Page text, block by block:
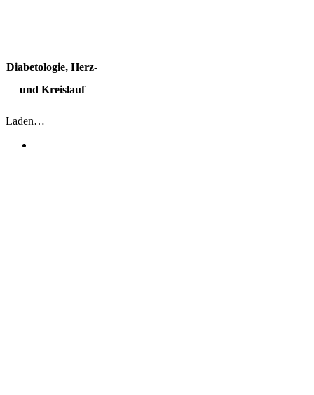
Dia­be­to­lo­gie, Herz-
und Kreislauf
Laden…